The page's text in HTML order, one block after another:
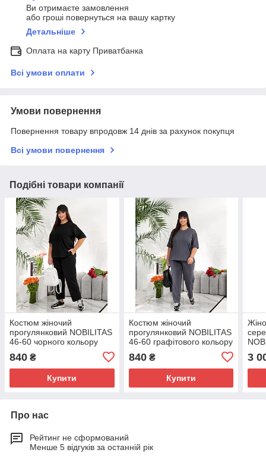
Ви отримаєте замовлення
або гроші повернуться на вашу картку
Детальніше
Оплата на карту Приватбанка
Всі умови оплати
Умови повернення
Повернення товару впродовж 14 днів за рахунок покупця
Всі умови повернення
Подібні товари компанії
Костюм жіночий
прогулянковий NOBILITAS
46-60 чорного кольору
840 ₴
Купити
Костюм жіночий
прогулянковий NOBILITAS
46-60 графiтового кольору
840₴
Купити
3
Про нас
Рейтинг не сформований
Менше 5 відгуків за останній рік